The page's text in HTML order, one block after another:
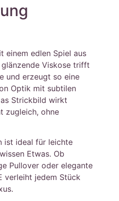
einem edlen Spiel aus
Viskose trifft
und erzeugt so eine
Optik mit subtilen
Strickbild wirkt
zugleich, ohne
ist ideal für leichte
Etwas. Ob
Pullover oder elegante
verleiht jedem Stück